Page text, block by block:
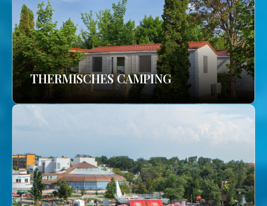
THERMISCHES CAMPING